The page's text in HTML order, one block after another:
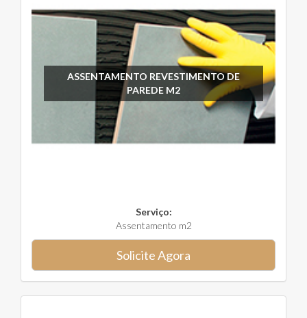
ASSENTAMENTO REVESTIMENTO DE
PAREDE M2
Serviço:
Assentamento m2
Solicite Agora